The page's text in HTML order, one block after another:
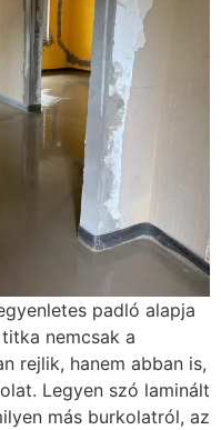
padló alapja
nemcsak a
rejlik, hanem abban is,
Legyen szó laminált
más burkolatról, az